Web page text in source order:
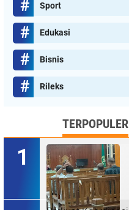
Sport
Edukasi
Bisnis
Rileks
TERPOPULER